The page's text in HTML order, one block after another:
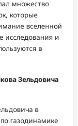
множество
которые
вселенной
исследования и
в
Зельдовича
в
газодинамике